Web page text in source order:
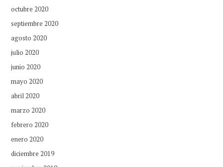
octubre 2020
septiembre 2020
agosto 2020
julio 2020
junio 2020
mayo 2020
abril 2020
marzo 2020
febrero 2020
enero 2020
diciembre 2019